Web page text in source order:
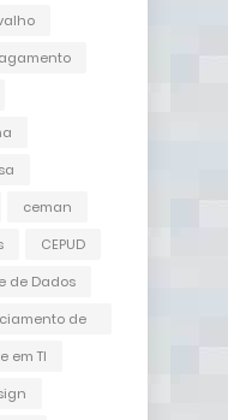
ceman
CEPUD
de Dados
de
em TI